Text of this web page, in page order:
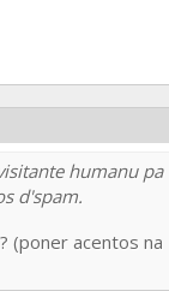
humanu pa
d'spam.
(poner acentos na